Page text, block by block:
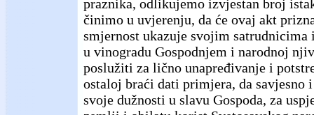
praznika, odlikujemo izvjestan broj
činimo u uvjerenju, da će ovaj akt
smjernost ukazuje svojim
u vinogradu Gospodnjem i narodnoj
poslužiti za lično unapređivanje i
ostaloj braći dati primjera, da savjesno
svoje dužnosti u slavu Gospoda, za